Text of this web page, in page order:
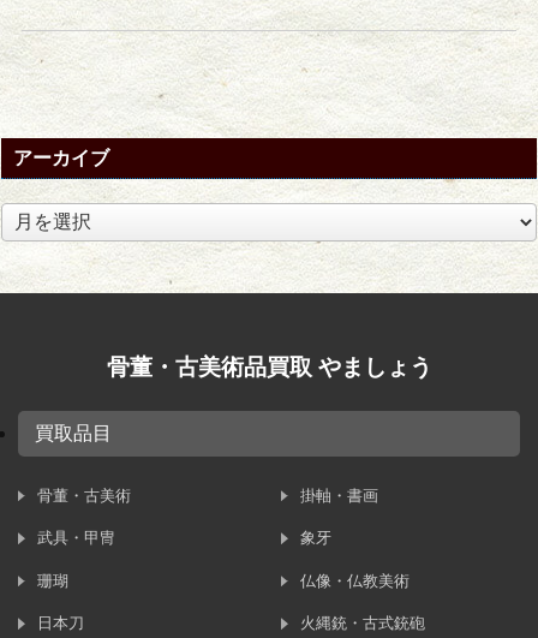
惑、ご不便をお掛けし誠に申し訳御座いません。 早急に
回復するよう ...
アーカイブ
ア
ー
カ
イ
骨董・古美術品買取 やましょう
買取品目
骨董・古美術 掛軸・書画
武具・甲冑 象牙
珊瑚 仏像・仏教美術
日本刀 火縄銃・古式銃砲